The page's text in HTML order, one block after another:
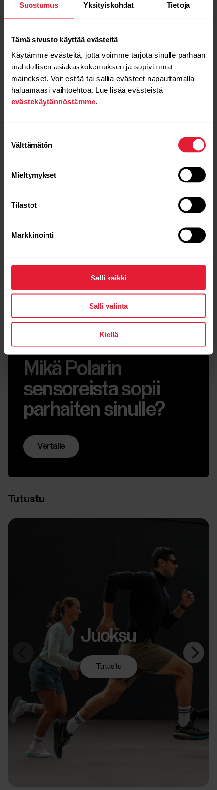
Suostumus Yksityiskohdat Tietoja
Tämä sivusto käyttää evästeitä
Käytämme evästeitä, jotta voimme tarjota sinulle parhaan
mahdollisen asiakaskokemuksen ja sopivimmat
mainokset. Voit estää tai sallia evästeet napauttamalla
haluamaasi vaihtoehtoa. Lue lisää evästeistä
evästekäytännöstämme
valinta
Välttämätön
Mieltymykset
Tilastot
Markkinointi
Salli kaikki
Salli valinta
Kiellä
Pikavertailu
Mikä Polarin kelloista
sopii parhaiten
Pikavertailu
Mikä Polarin
sensoreista sopii
parhaiten sinulle?
Vertaile
Tutustu
Juoksu
Tutustu